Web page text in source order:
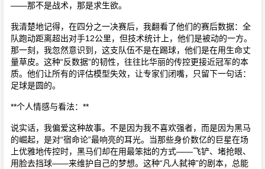
——那不是战术，那是求生欲。
我清楚地记得，在四分之一决赛后，我翻看了他们的赛后数据：全
队跑动距离超出对手12公里，但技术统计上，他们是被动的一方。
那一刻，我忽然意识到，这支队伍不是在踢球，他们是在用生命丈
量草皮。这种“反数据”的韧性，往往比华丽的传控更接近冠军的本
质。他们让所有的评估模型失效，让专家们闭嘴，只留下一句话：
足球是圆的。
**个人情感与看法：**
说实话，我偏爱这种故事。不是因为我不喜欢强者，而是因为黑马
的崛起，是对“宿命论”最响亮的耳光。当那些身价数亿的巨星在场
上优雅地传控时，黑马们却在用最笨拙的方式——飞铲、堵抢眼、
用脸去挡球——来维护自己的梦想。这种“凡人弑神”的剧本，总能